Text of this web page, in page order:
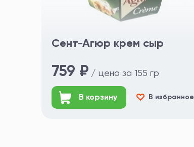
Сент-Агюр крем сыр
759 ₽ / цена за 155 гр
В корзину В избранное